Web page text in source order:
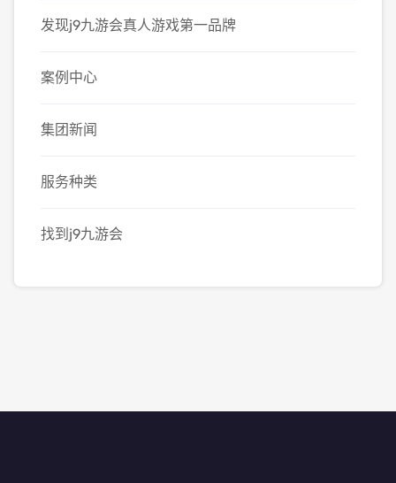
发现j9九游会真人游戏第一品牌
案例中心
集团新闻
服务种类
找到j9九游会